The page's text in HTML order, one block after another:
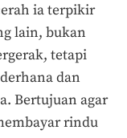
ia terpikir
lain, bukan
tetapi
dan
Bertujuan agar
rindu